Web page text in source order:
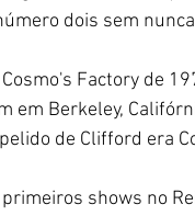
dois sem
Factory de
em Berkeley,
de Clifford era
shows no